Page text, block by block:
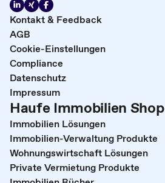
Kontakt & Feedback
AGB
Cookie-Einstellungen
Compliance
Datenschutz
Impressum
Haufe Immobilien Shop
Immobilien Lösungen
Immobilien-Verwaltung Produkte
Wohnungswirtschaft Lösungen
Private Vermietung Produkte